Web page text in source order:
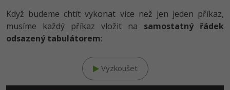
Když budeme chtít vykonat více než jen jeden příkaz,
musíme každý příkaz vložit na samostatný řádek
odsazený tabulátorem:
Vyzkoušet